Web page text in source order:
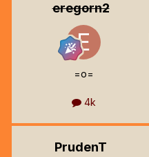
eregorn2
=o=
4k
PrudenT